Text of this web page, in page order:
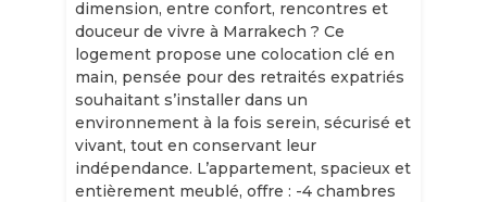
dimension, entre confort, rencontres et
douceur de vivre à Marrakech ? Ce
logement propose une colocation clé en
main, pensée pour des retraités expatriés
souhaitant s’installer dans un
environnement à la fois serein, sécurisé et
vivant, tout en conservant leur
indépendance. L’appartement, spacieux et
entièrement meublé, offre : -4 chambres